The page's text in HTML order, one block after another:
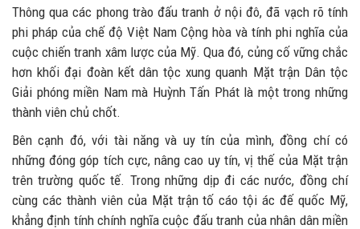
Thông qua các phong trào đấu tranh ở nội đô, đã vạch rõ tính
phi pháp của chế độ Việt Nam Cộng hòa và tính phi nghĩa của
cuộc chiến tranh xâm lược của Mỹ. Qua đó, củng cố vững chắc
hơn khối đại đoàn kết dân tộc xung quanh Mặt trận Dân tộc
Giải phóng miền Nam mà Huỳnh Tấn Phát là một trong những
thành viên chủ chốt.
Bên cạnh đó, với tài năng và uy tín của mình, đồng chí có
những đóng góp tích cực, nâng cao uy tín, vị thế của Mặt trận
trên trường quốc tế. Trong những dịp đi các nước, đồng chí
cùng các thành viên của Mặt trận tố cáo tội ác đế quốc Mỹ,
khẳng định tính chính nghĩa cuộc đấu tranh của nhân dân miền